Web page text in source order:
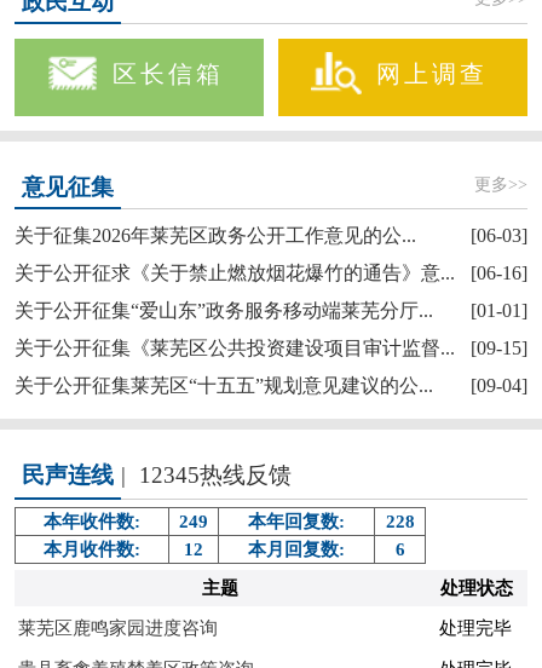
区长信箱 网上调查
意见征集 更多>>
关于征集2026年莱芜区政务公开工作意见的公...
[06-03]
关于公开征求《关于禁止燃放烟花爆竹的通告》意...
[06-16]
关于公开征集“爱山东”政务服务移动端莱芜分厅...
[01-01]
关于公开征集《莱芜区公共投资建设项目审计监督...
[09-15]
关于公开征集莱芜区“十五五”规划意见建议的公...
[09-04]
民声连线 | 12345热线反馈